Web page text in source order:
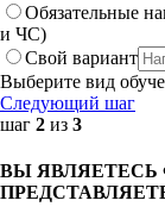
Обязательные
и ЧС)
Свой вариант
Выберите вид
Следующий шаг
шаг 2 из 3
ВЫ